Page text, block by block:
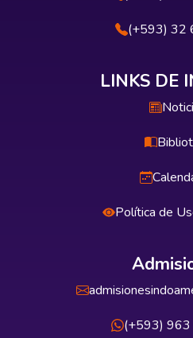
(+593) 32
LINKS DE
Política de
(+593)